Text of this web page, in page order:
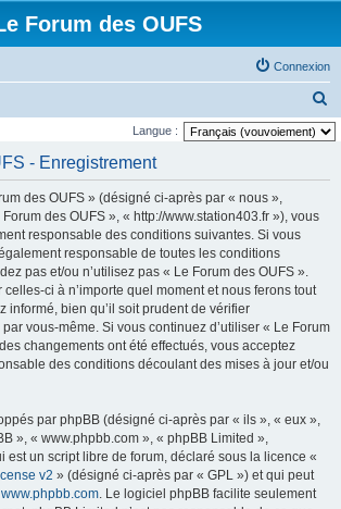
Forum des OUFS
Connexion
e
r
Langue :
- Enregistrement
des OUFS » (désigné ci-après par « nous »,
des OUFS », « http://www.station403.fr »), vous
responsable des conditions suivantes. Si vous
responsable de toutes les conditions
pas et/ou n’utilisez pas « Le Forum des OUFS ».
ci à n’importe quel moment et nous ferons tout
informé, bien qu’il soit prudent de vérifier
vous-même. Si vous continuez d’utiliser « Le Forum
changements ont été effectués, vous acceptez
des conditions découlant des mises à jour et/ou
par phpBB (désigné ci-après par « ils », « eux »,
», « www.phpbb.com », « phpBB Limited »,
est un script libre de forum, déclaré sous la licence «
v2 » (désigné ci-après par « GPL ») et qui peut
www.phpbb.com. Le logiciel phpBB facilite seulement